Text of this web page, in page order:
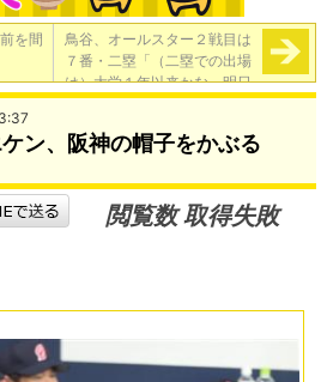
を間
鳥谷、オールスター２戦目は
７番・二塁「（二塁での出場
は）大学１年以来かな。明日
が怖い」→
ケン、阪神の帽子をかぶる
閲覧数 取得失敗